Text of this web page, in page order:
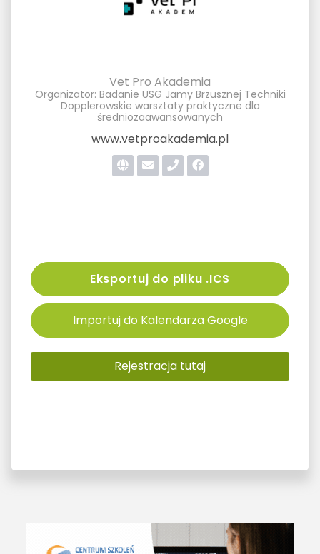
Vet Pro Akademia
Organizator: Badanie USG Jamy Brzusznej Techniki
Dopplerowskie warsztaty praktyczne dla
średniozaawansowanych
www.vetproakademia.pl
Eksportuj do pliku .ICS
Importuj do Kalendarza Google
Rejestracja tutaj